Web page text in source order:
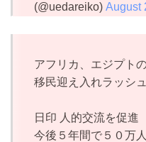
(@uedareiko) August
アフリカ、エジプト
移民迎え入れラッシ
日印 人的交流を促進
今後５年間で５０万